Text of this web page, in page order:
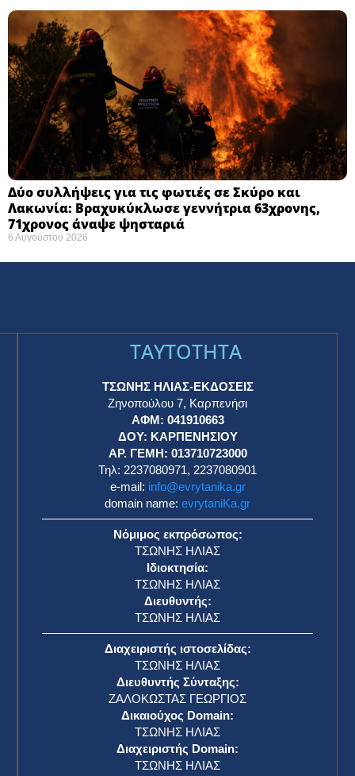
Δύο συλλήψεις για τις φωτιές σε Σκύρο και
Λακωνία: Βραχυκύκλωσε γεννήτρια 63χρονης,
71χρονος άναψε ψησταριά
6 Αυγούστου 2026
TAYTOTHTA
ΤΣΩΝΗΣ ΗΛΙΑΣ-ΕΚΔΟΣΕΙΣ
Ζηνοπούλου 7, Καρπενήσι
ΑΦΜ: 041910663
ΔΟΥ: ΚΑΡΠΕΝΗΣΙΟΥ
ΑΡ. ΓΕΜΗ: 013710723000
Τηλ: 2237080971, 2237080901
e-mail: info@evrytanika.gr
domain name: evrytaniKa.gr
Νόμιμος εκπρόσωπος:
ΤΣΩΝΗΣ ΗΛΙΑΣ
Ιδιοκτησία:
ΤΣΩΝΗΣ ΗΛΙΑΣ
Διευθυντής:
ΤΣΩΝΗΣ ΗΛΙΑΣ
Διαχειριστής ιστοσελίδας:
ΤΣΩΝΗΣ ΗΛΙΑΣ
Διευθυντής Σύνταξης:
ΖΑΛΟΚΩΣΤΑΣ ΓΕΩΡΓΙΟΣ
Δικαιούχος Domain:
ΤΣΩΝΗΣ ΗΛΙΑΣ
Διαχειριστής Domain:
ΤΣΩΝΗΣ ΗΛΙΑΣ